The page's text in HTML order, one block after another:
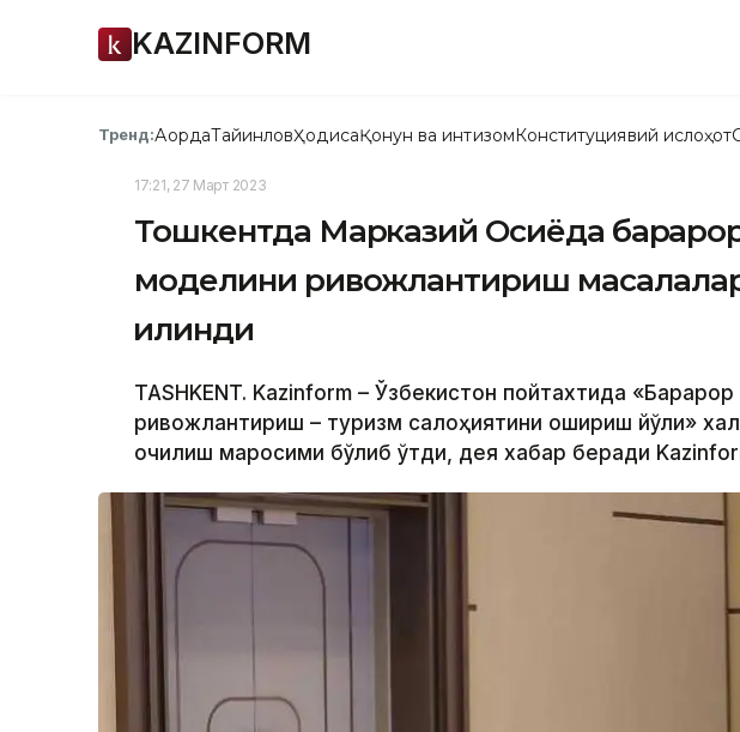
KAZINFORM
Тренд:АқордаТайинловҲодисаҚонун ва интизомКонституциявий ислоҳот
17:21, 27 Март 2023
Тошкентда Марказий Осиёда
моделини ривожлантириш
қилинди
TASHKENT. Kazinform – Ўзбекистон пойтахтида
ривожлантириш – туризм салоҳиятини ошириш йўли»
очилиш маросими бўлиб ўтди, дея хабар беради